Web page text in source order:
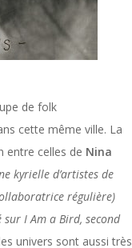
de folk
cette même ville. La
entre celles de Nina
kyrielle d’artistes de
régulière)
I Am a Bird, second
univers sont aussi très